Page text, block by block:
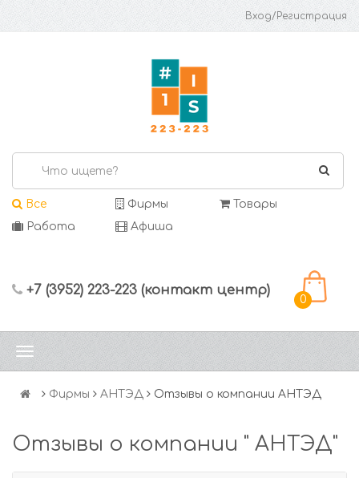
Вход/Регистрация
Все Фирмы
Товары
Работа
Афиша
+7 (3952) 223-223 (контакт центр)
0
Фирмы АНТЭД Отзывы о компании АНТЭД
Отзывы о компании " АНТЭД"